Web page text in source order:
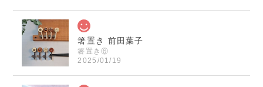
箸置き 前田葉子
箸置き⑥
2025/01/19